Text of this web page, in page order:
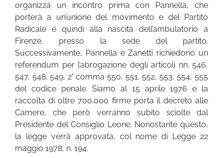
organizza un incontro prima con Pannella, che
porterà a un’unione del movimento e del Partito
Radicale e quindi alla nascita dell’ambulatorio a
Firenze, presso la sede del partito.
Successivamente, Pannella e Zanetti richiedono un
referendum per l’abrogazione degli articoli nn. 546,
547, 548, 549, 2° comma 550, 551, 552, 553, 554, 555
del codice penale. Siamo al 15 aprile 1976 e la
raccolta di oltre 700.000 firme porta il decreto alle
Camere, che però verranno subito sciolte dal
Presidente del Consiglio Leone. Nonostante questo,
la legge verrà approvata, col nome di Legge 22
maggio 1978, n. 194.